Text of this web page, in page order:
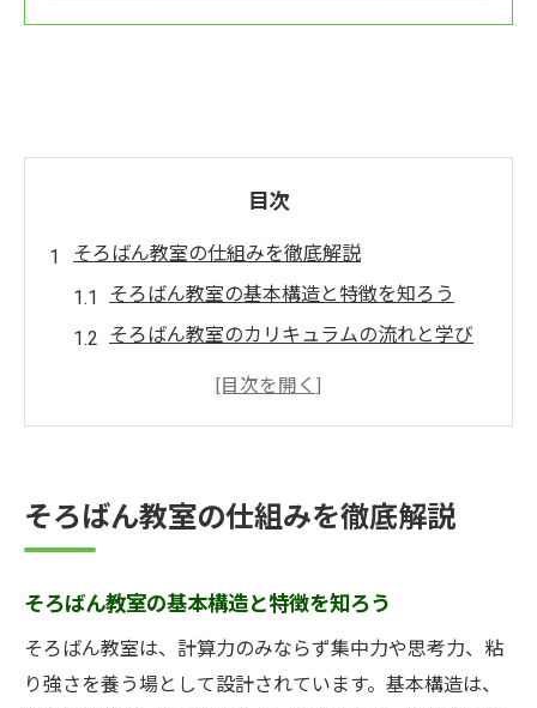
目次
そろばん教室の仕組みを徹底解説
そろばん教室の基本構造と特徴を知ろう
そろばん教室のカリキュラムの流れと学び
そろばん教室が選ばれる理由とその魅力
子どもに最適なそろばん教室の選び方のポ
イント
年齢や性格別に見るそろばん教室の選び方
そろばん教室の仕組みを徹底解説
そろばん教室の基本構造と特徴を知ろう
そろばん教室は、計算力のみならず集中力や思考力、粘
り強さを養う場として設計されています。基本構造は、